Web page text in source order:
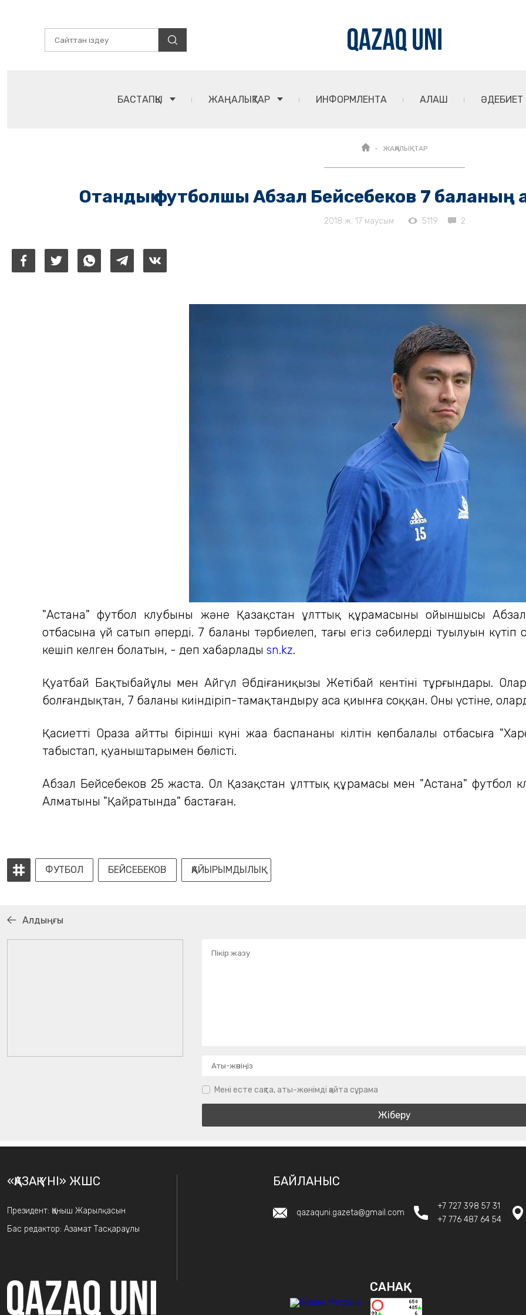
БАСТАПҚЫ ЖАҢАЛЫҚТАР ИНФОРМЛЕНТА АЛАШ ӘДЕБИЕТ
ЖАҢАЛЫҚТАР
Отандық футболшы Абзал Бейсебеков 7
2018 ж. 17 маусым 5119 2
"Астана" футбол клубының және Қазақстан ұлттық құрамасының ойыншысы
отбасына үй сатып әперді. 7 баланы тәрбиелеп, тағы егіз сәбилердің туылуын
кешіп келген болатын, - деп хабарлады sn.kz.
Қуатбай Бақтыбайұлы мен Айгүл Әбдіғаниқызы Жетібай кентінің тұрғындары.
болғандықтан, 7 баланы киіндіріп-тамақтандыру аса қиынға соққан. Оның үстіне,
Қасиетті Ораза айттың бірінші күні жаңа баспананың кілтін көпбалалы отбасыға
табыстап, қуаныштарымен бөлісті.
Абзал Бейсебеков 25 жаста. Ол Қазақстан ұлттық құрамасы мен "Астана" футбол
Алматының "Қайратында" бастаған.
ФУТБОЛ БЕЙСЕБЕКОВ ҚАЙЫРЫМДЫЛЫҚ
Алдыңғы
Мені есте сақта, аты-жөнімді қайта сұрама
«ҚАЗАҚ ҮНІ» ЖШС
Президент: Қаныш Жарылқасын
Бас редактор: Азамат Тасқараұлы
БАЙЛАНЫС
qazaquni.gazeta@gmail.com
+7 727 398 57 31
+7 776 487 64 54
САНАҚ